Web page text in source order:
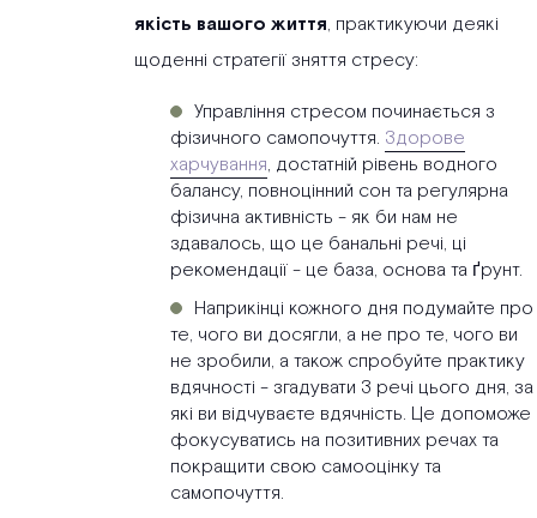
якість вашого життя, практикуючи деякі
щоденні стратегії зняття стресу:
Управління стресом починається з
фізичного самопочуття. Здорове
харчування, достатній рівень водного
балансу, повноцінний сон та регулярна
фізична активність - як би нам не
здавалось, що це банальні речі, ці
рекомендації - це база, основа та ґрунт.
Наприкінці кожного дня подумайте про
те, чого ви досягли, а не про те, чого ви
не зробили, а також спробуйте практику
вдячності - згадувати 3 речі цього дня, за
які ви відчуваєте вдячність. Це допоможе
фокусуватись на позитивних речах та
покращити свою самооцінку та
самопочуття.